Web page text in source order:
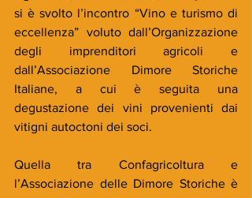
si è svolto l’incontro “Vino e turismo di
eccellenza” voluto dall’Organizzazione
degli imprenditori agricoli e
dall’Associazione Dimore Storiche
Italiane, a cui è seguita una
degustazione dei vini provenienti dai
vitigni autoctoni dei soci.
Quella tra Confagricoltura e
l’Associazione delle Dimore Storiche è